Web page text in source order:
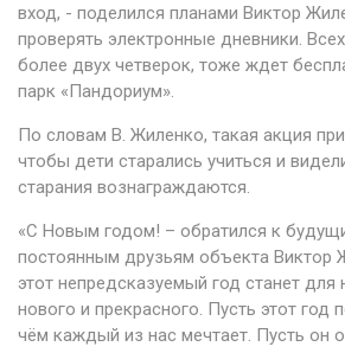
вход, - поделился планами Виктор
проверять электронные дневники.
более двух четверок, тоже ждет
парк «Пандориум».
По словам В. Жиленко, такая акция
чтобы дети старались учиться и
старания вознаграждаются.
«С Новым годом! – обратился к
постоянным друзьям объекта Виктор
этот непредсказуемый год станет для
нового и прекрасного. Пусть этот год
чём каждый из нас мечтает. Пусть он